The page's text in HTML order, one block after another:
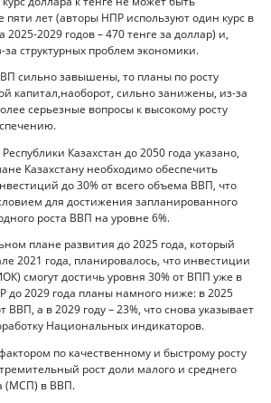
пяти лет (авторы НПР используют один курс в
2025-2029 годов – 470 тенге за доллар) и,
за структурных проблем экономики.
сильно завышены, то планы по росту
капитал,наоборот, сильно занижены, из-за
серьезные вопросы к высокому росту
Казахстан до 2050 года указано,
Казахстану необходимо обеспечить
до 30% от всего объема ВВП, что
для достижения запланированного
роста ВВП на уровне 6%.
плане развития до 2025 года, который
2021 года, планировалось, что инвестиции
смогут достичь уровня 30% от ВПП уже в
до 2029 года планы намного ниже: в 2025
ВВП, а в 2029 году – 23%, что снова указывает
Национальных индикаторов.
по качественному и быстрому росту
рост доли малого и среднего
(МСП) в ВВП.